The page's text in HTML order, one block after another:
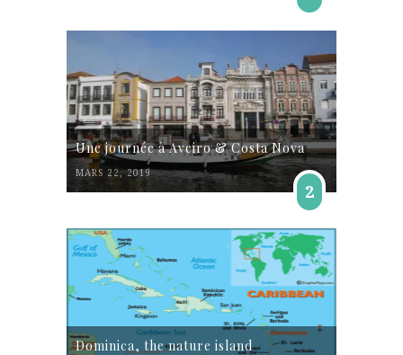
Une journée à Aveiro & Costa Nova
MARS 22, 2019
2
Dominica, the nature island